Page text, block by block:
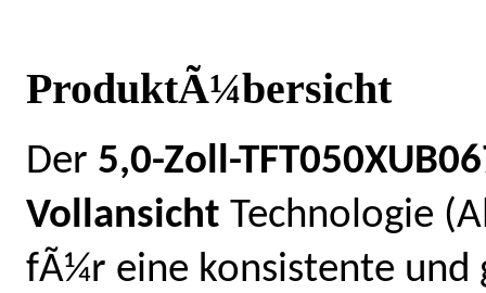
ProduktÃ¼bersicht
Der 5,0-Zoll-
Vollansicht Technologie
fÃ¼r eine konsistente und